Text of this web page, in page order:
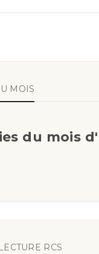
MOIS
du mois
RCS